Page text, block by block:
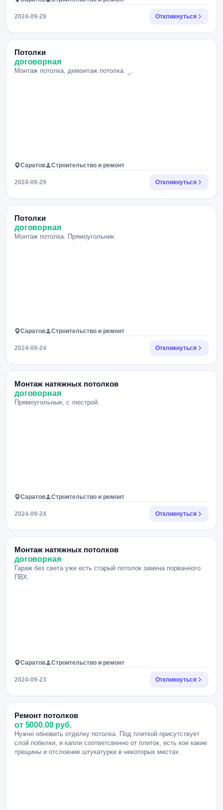
2024-09-29 Откликнуться
Потолки
договорная
Монтаж потолка, демонтаж потолка. _.
Саратов Строительство и ремонт
2024-09-29 Откликнуться
Потолки
договорная
Монтаж потолка. Прямоугольник.
Саратов Строительство и ремонт
2024-09-24 Откликнуться
Монтаж натяжных потолков
договорная
Прямоугольные, с люстрой.
Саратов Строительство и ремонт
2024-09-24 Откликнуться
Монтаж натяжных потолков
договорная
Гараж без света уже есть старый потолок замена порванного
ПВХ.
Саратов Строительство и ремонт
2024-09-23 Откликнуться
Ремонт потолков
от 5000.00 руб.
Нужно обновить отделку потолка. Под плиткой присутствует
слой побелки, и капли соответсвенно от плиток, есть кое какие
трещины и отслоение штукатурки в некоторых местах.